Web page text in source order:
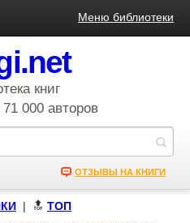
Меню библиотеки
книг
71 000 авторов
ОТЗЫВЫ НА КНИГИ
| 🔝 ТОП